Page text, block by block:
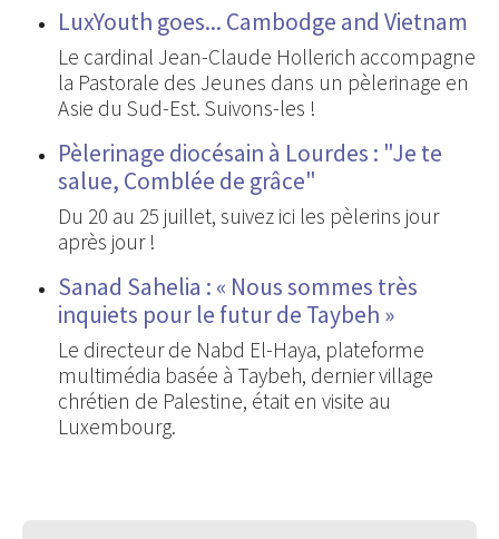
LuxYouth goes... Cambodge and Vietnam
Le cardinal Jean-Claude Hollerich accompagne
la Pastorale des Jeunes dans un pèlerinage en
Asie du Sud-Est. Suivons-les !
Pèlerinage diocésain à Lourdes : "Je te
salue, Comblée de grâce"
Du 20 au 25 juillet, suivez ici les pèlerins jour
après jour !
Sanad Sahelia : « Nous sommes très
inquiets pour le futur de Taybeh »
Le directeur de Nabd El-Haya, plateforme
multimédia basée à Taybeh, dernier village
chrétien de Palestine, était en visite au
Luxembourg.